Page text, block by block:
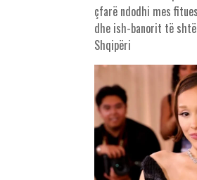
çfarë ndodhi mes
dhe ish-banorit të
Shqipëri